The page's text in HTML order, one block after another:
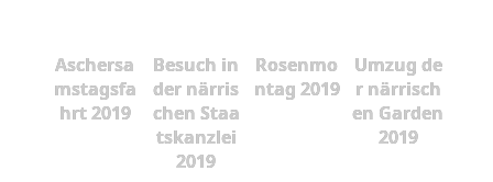
Aschersa
mstagsfa
hrt 2019
Besuch in
der närris
chen Staa
tskanzlei
2019
Rosenmo
ntag 2019
Umzug de
r närrisch
en Garden
2019